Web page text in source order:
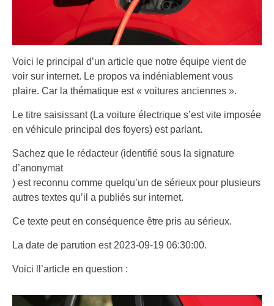
Voici le principal d’un article que notre équipe vient de
voir sur internet. Le propos va indéniablement vous
plaire. Car la thématique est « voitures anciennes ».
Le titre saisissant (La voiture électrique s’est vite imposée
en véhicule principal des foyers) est parlant.
Sachez que le rédacteur (identifié sous la signature
d’anonymat
) est reconnu comme quelqu’un de sérieux pour plusieurs
autres textes qu’il a publiés sur internet.
Ce texte peut en conséquence être pris au sérieux.
La date de parution est 2023-09-19 06:30:00.
Voici ll’article en question :